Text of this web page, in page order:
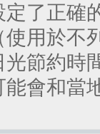
了正確
用於不
節約時
會和當